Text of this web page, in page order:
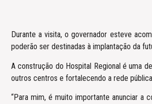
Durante a visita, o governador esteve
poderão ser destinadas à implantação da
A construção do Hospital Regional é uma
outros centros e fortalecendo a rede
“Para mim, é muito importante anunciar a